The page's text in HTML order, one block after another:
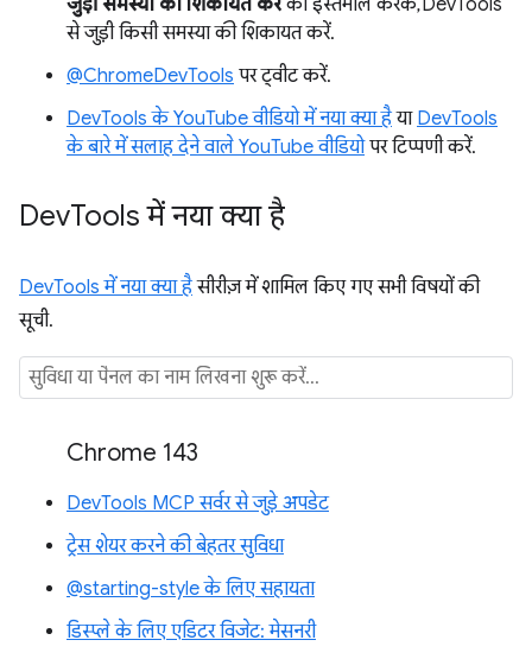
जुड़ी समस्या की शिकायत करें का इस्तेमाल करके, DevTools
से जुड़ी किसी समस्या की शिकायत करें.
@ChromeDevTools पर ट्वीट करें.
DevTools के YouTube वीडियो में नया क्या हैया DevTools
के बारे में सलाह देने वाले YouTube वीडियोपर टिप्पणी करें.
DevTools में नया क्या है
DevTools में नया क्या हैसीरीज़ में शामिल किए गए सभी विषयों की
सूची.
Chrome 143
DevTools MCP सर्वर से जुड़े अपडेट
ट्रेस शेयर करने की बेहतर सुविधा
@starting-style के लिए सहायता
डिस्प्ले के लिए एडिटर विजेट: मेसनरी